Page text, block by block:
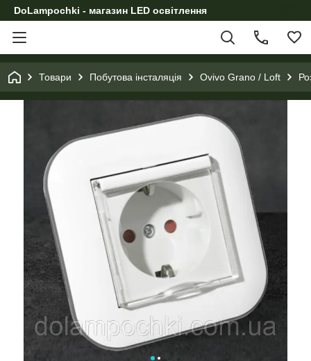
DoLampochki - магазин LED освітлення
Товари Побутова інсталяція Ovivo Grano / Loft